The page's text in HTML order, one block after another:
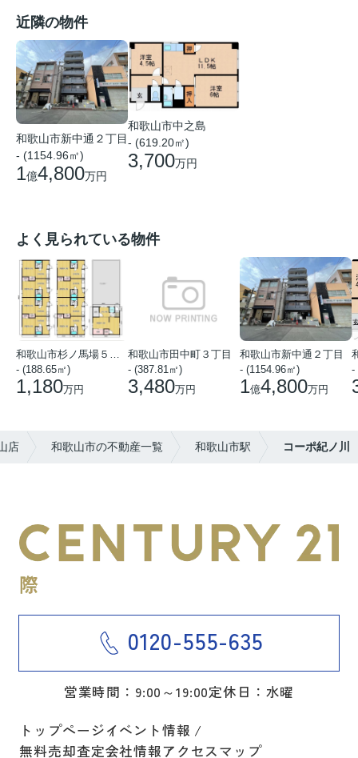
近隣の物件
和歌山市新中通２丁目
- (1154.96㎡)
1億4,800万円
和歌山市中之島
- (619.20㎡)
3,700万円
よく見られている物件
- (188.65㎡)
1,180万円
和歌山市田中町３丁目
- (387.81㎡)
3,480万円
和歌山市新中通２丁目
- (1154.96㎡)
1億4,800万円
-
店 和歌山市の不動産一覧 和歌山市駅 コーポ紀ノ川
0120-555-635
営業時間：9:00～19:00定休日：水曜
トップページイベント情報
無料売却査定会社情報アクセスマップ